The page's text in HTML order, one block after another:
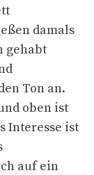
damals
gehabt
Ton an.
oben ist
Interesse ist
auf ein